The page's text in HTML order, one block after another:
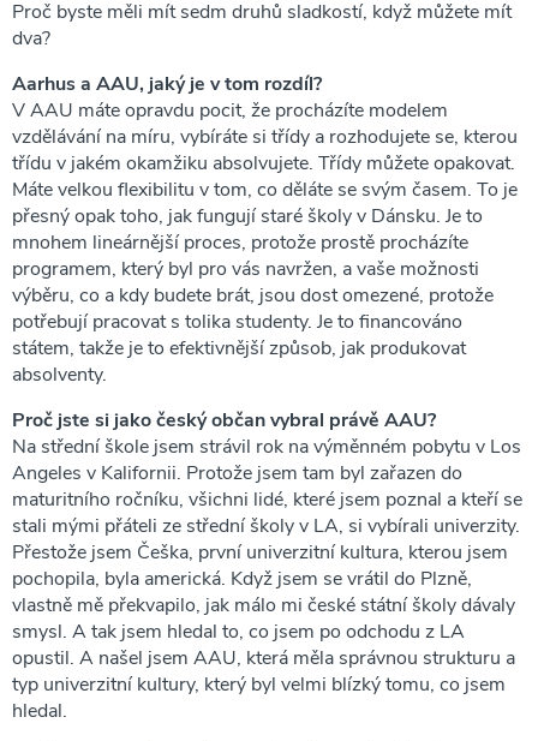
Proč byste měli mít sedm druhů sladkostí, když můžete mít
dva?
Aarhus a AAU, jaký je v tom rozdíl?
V AAU máte opravdu pocit, že procházíte modelem
vzdělávání na míru, vybíráte si třídy a rozhodujete se, kterou
třídu v jakém okamžiku absolvujete. Třídy můžete opakovat.
Máte velkou flexibilitu v tom, co děláte se svým časem. To je
přesný opak toho, jak fungují staré školy v Dánsku. Je to
mnohem lineárnější proces, protože prostě procházíte
programem, který byl pro vás navržen, a vaše možnosti
výběru, co a kdy budete brát, jsou dost omezené, protože
potřebují pracovat s tolika studenty. Je to financováno
státem, takže je to efektivnější způsob, jak produkovat
absolventy.
Proč jste si jako český občan vybral právě AAU?
Na střední škole jsem strávil rok na výměnném pobytu v Los
Angeles v Kalifornii. Protože jsem tam byl zařazen do
maturitního ročníku, všichni lidé, které jsem poznal a kteří se
stali mými přáteli ze střední školy v LA, si vybírali univerzity.
Přestože jsem Češka, první univerzitní kultura, kterou jsem
pochopila, byla americká. Když jsem se vrátil do Plzně,
vlastně mě překvapilo, jak málo mi české státní školy dávaly
smysl. A tak jsem hledal to, co jsem po odchodu z LA
opustil. A našel jsem AAU, která měla správnou strukturu a
typ univerzitní kultury, který byl velmi blízký tomu, co jsem
hledal.